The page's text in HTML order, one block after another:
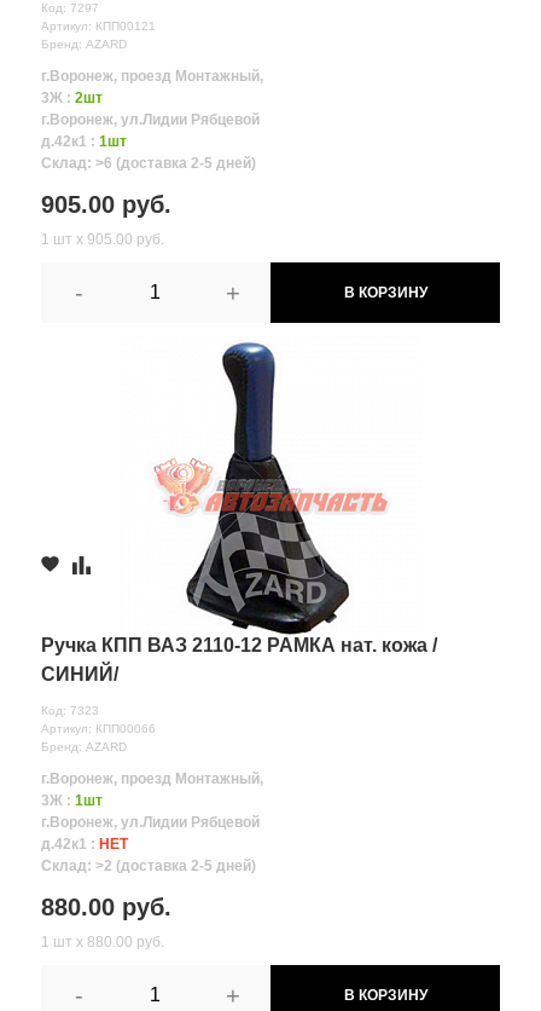
Код: 7297
Артикул: КПП00121
Бренд: AZARD
г.Воронеж, проезд Монтажный,
3Ж : 2шт
г.Воронеж, ул.Лидии Рябцевой
д.42к1 : 1шт
Склад: >6 (доставка 2-5 дней)
905.00 руб.
1 шт х 905.00 руб.
- + В КОРЗИНУ
Ручка КПП ВАЗ 2110-12 РАМКА нат. кожа /
СИНИЙ/
Код: 7323
Артикул: КПП00066
Бренд: AZARD
г.Воронеж, проезд Монтажный,
3Ж : 1шт
г.Воронеж, ул.Лидии Рябцевой
д.42к1 : НЕТ
Склад: >2 (доставка 2-5 дней)
880.00 руб.
1 шт х 880.00 руб.
- + В КОРЗИНУ